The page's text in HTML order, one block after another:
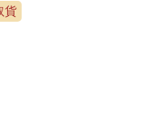
貨